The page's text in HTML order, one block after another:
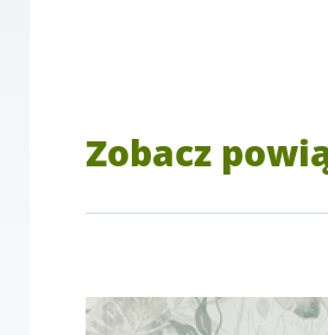
Zobacz